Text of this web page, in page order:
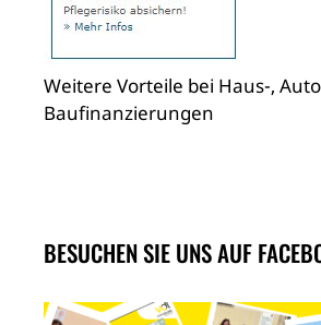
Weitere Vorteile bei Haus-,
Baufinanzierungen
BESUCHEN SIE UNS AUF